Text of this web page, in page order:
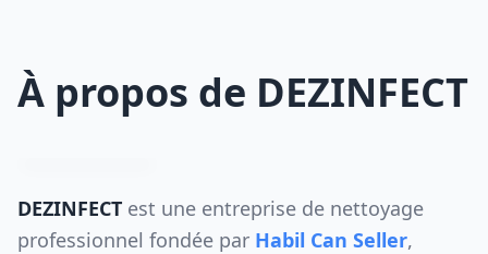
À propos de DEZINFECT
DEZINFECT est une entreprise de nettoyage
professionnel fondée par Habil Can Seller,